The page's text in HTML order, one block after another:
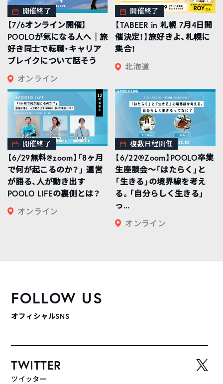
開催終了
【7/6オンライン開催】
POOLOが気になる人へ｜旅
好き同士で転職・キャリア
ブレイクについて話そう
オンライン
開催終了
【TABEER in 札幌 7月4日開
催決定！】旅好きよ、札幌に
集合！
北海道
開催終了
【6/29無料@zoom】「8ヶ月
で何が起こるのか？」 運営
が語る、人が動き出す
POOLO LIFEの裏側とは？
オンライン
複数日程開催
【6/22@Zoom】POOLO卒業
生座談会〜「はたらく」と
「生きる」の境界線を考え
る。「自分らしく生きる」
っ...
オンライン
FOLLOW US
オフィシャルSNS
TWITTER
ツイッター